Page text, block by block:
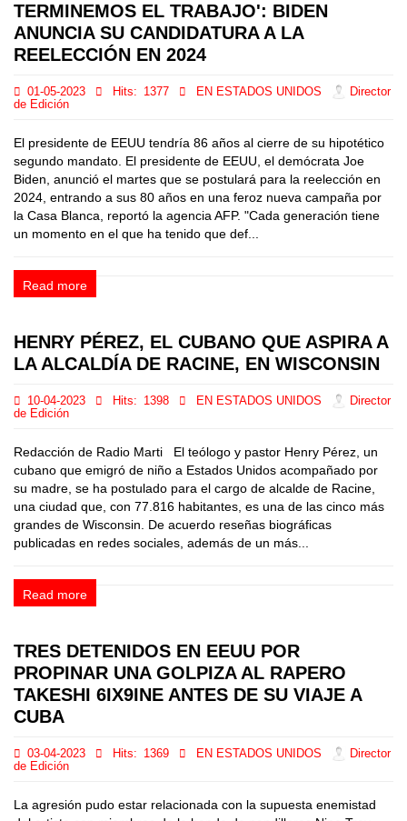
TERMINEMOS EL TRABAJO': BIDEN
ANUNCIA SU CANDIDATURA A LA
REELECCIÓN EN 2024
01-05-2023 Hits: 1377 EN ESTADOS UNIDOS
Director
de Edición
El presidente de EEUU tendría 86 años al cierre de su hipotético
segundo mandato. El presidente de EEUU, el demócrata Joe
Biden, anunció el martes que se postulará para la reelección en
2024, entrando a sus 80 años en una feroz nueva campaña por
la Casa Blanca, reportó la agencia AFP. "Cada generación tiene
un momento en el que ha tenido que def...
Read more
HENRY PÉREZ, EL CUBANO QUE ASPIRA A
LA ALCALDÍA DE RACINE, EN WISCONSIN
10-04-2023 Hits: 1398 EN ESTADOS UNIDOS
Director
de Edición
Redacción de Radio Marti El teólogo y pastor Henry Pérez, un
cubano que emigró de niño a Estados Unidos acompañado por
su madre, se ha postulado para el cargo de alcalde de Racine,
una ciudad que, con 77.816 habitantes, es una de las cinco más
grandes de Wisconsin. De acuerdo reseñas biográficas
publicadas en redes sociales, además de un más...
Read more
TRES DETENIDOS EN EEUU POR
PROPINAR UNA GOLPIZA AL RAPERO
TAKESHI 6IX9INE ANTES DE SU VIAJE A
CUBA
03-04-2023 Hits: 1369 EN ESTADOS UNIDOS
Director
de Edición
La agresión pudo estar relacionada con la supuesta enemistad